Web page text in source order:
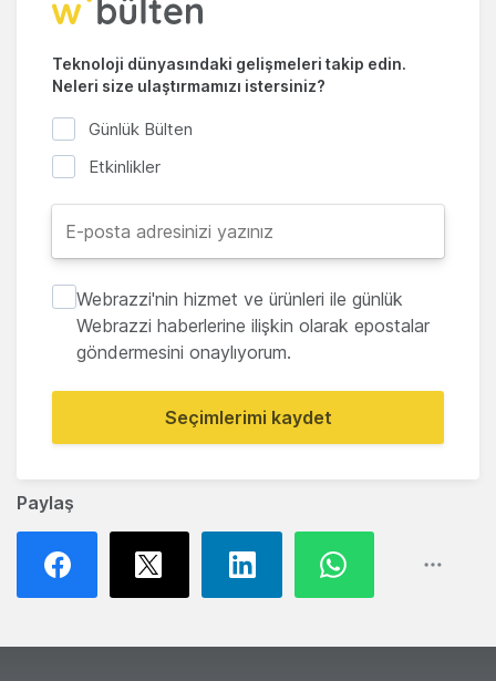
Paylaş
Teknoloji dünyasındaki gelişmeleri takip edin.
Neleri size ulaştırmamızı istersiniz?
Günlük Bülten
Etkinlikler
Webrazzi'nin hizmet ve ürünleri ile günlük
Webrazzi haberlerine ilişkin olarak epostalar
göndermesini onaylıyorum.
Seçimlerimi kaydet